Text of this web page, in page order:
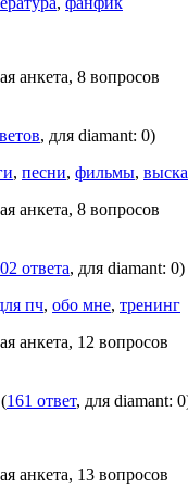
анкета, 8 вопросов
, для diamant: 0)
, песни, фильмы,
анкета, 8 вопросов
ответа, для diamant: 0)
пч, обо мне, тренинг
анкета, 12 вопросов
(161 ответ, для diamant:
анкета, 13 вопросов